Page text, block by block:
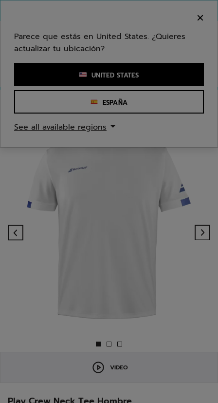
Ingresar una palabra clave o un número de artículo
VIDEO
Parece que estás en United States. ¿Quieres
actualizar tu ubicación?
UNITED STATES
ESPAÑA
See all available regions